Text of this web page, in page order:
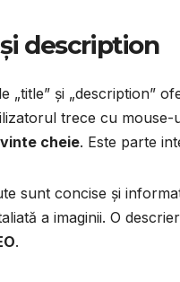
description
„title” și „description”
trece cu
cheie. Este parte
sunt concise și
a imaginii. O
.